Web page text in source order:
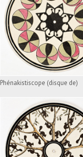
(DISQUE DE)
Phénakistiscope (disque de)
PHÉNAKISTISCOPE
(DISQUE DE)